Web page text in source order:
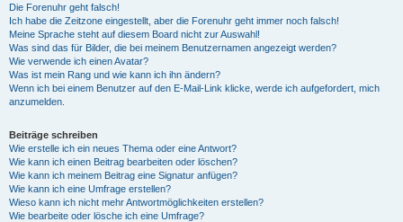
Die Forenuhr geht falsch!
Ich habe die Zeitzone eingestellt, aber die Forenuhr geht immer noch falsch!
Meine Sprache steht auf diesem Board nicht zur Auswahl!
Was sind das für Bilder, die bei meinem Benutzernamen angezeigt werden?
Wie verwende ich einen Avatar?
Was ist mein Rang und wie kann ich ihn ändern?
Wenn ich bei einem Benutzer auf den E-Mail-Link klicke, werde ich aufgefordert, mich
anzumelden.
Beiträge schreiben
Wie erstelle ich ein neues Thema oder eine Antwort?
Wie kann ich einen Beitrag bearbeiten oder löschen?
Wie kann ich meinem Beitrag eine Signatur anfügen?
Wie kann ich eine Umfrage erstellen?
Wieso kann ich nicht mehr Antwortmöglichkeiten erstellen?
Wie bearbeite oder lösche ich eine Umfrage?